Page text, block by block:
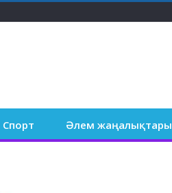
Спорт Әлем жаңалықтары